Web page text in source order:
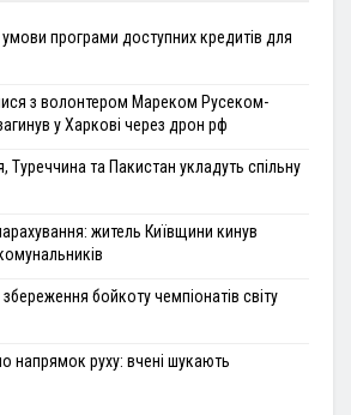
програми доступних кредитів для
з волонтером Мареком Русеком-
у Харкові через дрон рф
Туреччина та Пакистан укладуть спільну
житель Київщини кинув
бойкоту чемпіонатів світу
напрямок руху: вчені шукають